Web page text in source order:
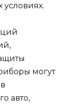
могут
авто,